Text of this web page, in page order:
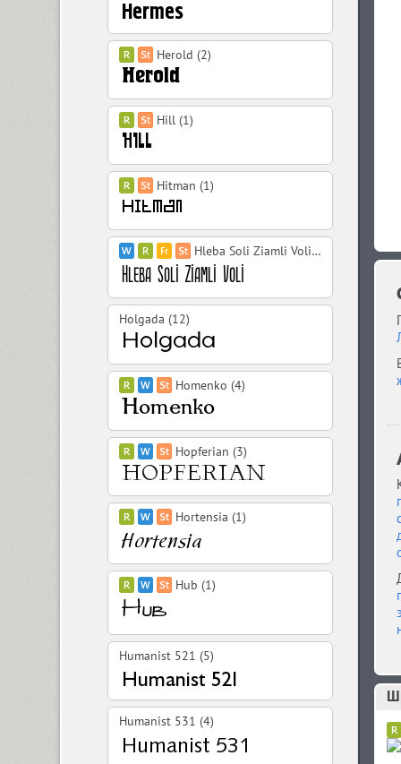
Herold (2)
Hill (1)
Hitman (1)
Hleba Soli Ziamli Voli (10)
Holgada (12)
Homenko (4)
Hopferian (3)
Hortensia (1)
Hub (1)
Humanist 521 (5)
Humanist 531 (4)